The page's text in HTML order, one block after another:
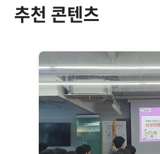
추천 콘텐츠